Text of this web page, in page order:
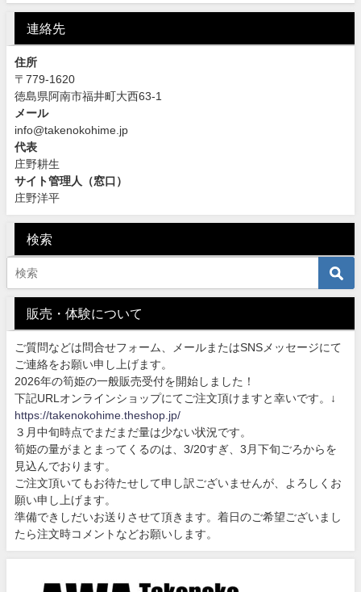
連絡先
住所
〒779-1620
徳島県阿南市福井町大西63-1
メール
info@takenokohime.jp
代表
庄野耕生
サイト管理人（窓口）
庄野洋平
検索
販売・体験について
ご質問などは問合せフォーム、メールまたはSNSメッセージにて
ご連絡をお願い申し上げます。
2026年の筍姫の一般販売受付を開始しました！
下記URLオンラインショップにてご注文頂けますと幸いです。↓
https://takenokohime.theshop.jp/
３月中旬時点でまだまだ量は少ない状況です。
筍姫の量がまとまってくるのは、3/20すぎ、3月下旬ごろからを
見込んでおります。
ご注文頂いてもお待たせして申し訳ございませんが、よろしくお
願い申し上げます。
準備できしだいお送りさせて頂きます。着日のご希望ございまし
たら注文時コメントなどお願いします。